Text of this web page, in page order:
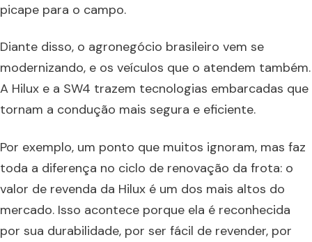
picape para o campo.
Diante disso, o agronegócio brasileiro vem se
modernizando, e os veículos que o atendem também.
A Hilux e a SW4 trazem tecnologias embarcadas que
tornam a condução mais segura e eficiente.
Por exemplo, um ponto que muitos ignoram, mas faz
toda a diferença no ciclo de renovação da frota: o
valor de revenda da Hilux é um dos mais altos do
mercado. Isso acontece porque ela é reconhecida
por sua durabilidade, por ser fácil de revender, por